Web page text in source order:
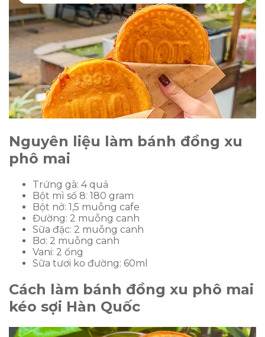
Nguyên liệu làm bánh đồng xu
phô mai
Trứng gà: 4 quả
Bột mì số 8: 180 gram
Bột nở: 1,5 muỗng cafe
Đường: 2 muỗng canh
Sữa đặc: 2 muỗng canh
Bơ: 2 muỗng canh
Vani: 2 ống
Sữa tươi ko đường: 60ml
Cách làm bánh đồng xu phô mai
kéo sợi Hàn Quốc